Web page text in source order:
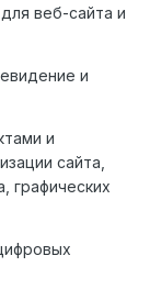
веб-сайта и
и
и
сайта,
графических